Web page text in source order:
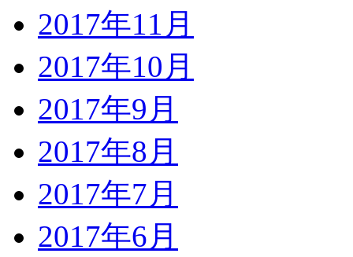
2017年11月
2017年10月
2017年9月
2017年8月
2017年7月
2017年6月